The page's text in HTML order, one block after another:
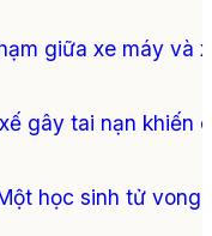
giữa xe máy và
gây tai nạn khiến
học sinh tử vong